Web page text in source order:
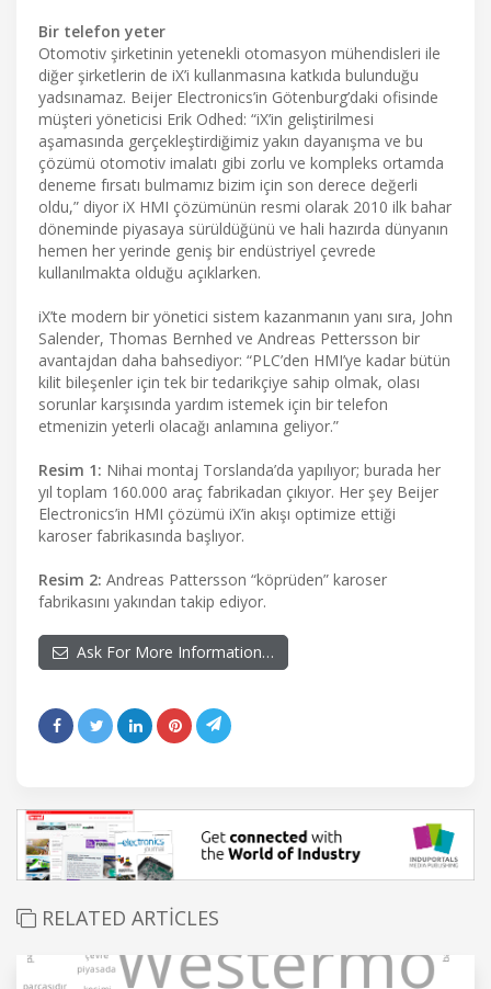
Bir telefon yeter
Otomotiv şirketinin yetenekli otomasyon mühendisleri ile
diğer şirketlerin de iX’i kullanmasına katkıda bulunduğu
yadsınamaz. Beijer Electronics’in Götenburg’daki ofisinde
müşteri yöneticisi Erik Odhed: “iX’in geliştirilmesi
aşamasında gerçekleştirdiğimiz yakın dayanışma ve bu
çözümü otomotiv imalatı gibi zorlu ve kompleks ortamda
deneme fırsatı bulmamız bizim için son derece değerli
oldu,” diyor iX HMI çözümünün resmi olarak 2010 ilk bahar
döneminde piyasaya sürüldüğünü ve hali hazırda dünyanın
hemen her yerinde geniş bir endüstriyel çevrede
kullanılmakta olduğu açıklarken.
iX’te modern bir yönetici sistem kazanmanın yanı sıra, John
Salender, Thomas Bernhed ve Andreas Pettersson bir
avantajdan daha bahsediyor: “PLC’den HMI’ye kadar bütün
kilit bileşenler için tek bir tedarikçiye sahip olmak, olası
sorunlar karşısında yardım istemek için bir telefon
etmenizin yeterli olacağı anlamına geliyor.”
Resim 1: Nihai montaj Torslanda’da yapılıyor; burada her
yıl toplam 160.000 araç fabrikadan çıkıyor. Her şey Beijer
Electronics’in HMI çözümü iX’in akışı optimize ettiği
karoser fabrikasında başlıyor.
Resim 2: Andreas Pattersson “köprüden” karoser
fabrikasını yakından takip ediyor.
Ask For More Information…
RELATED ARTICLES